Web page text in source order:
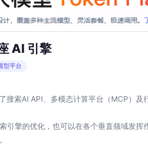
AI 引擎
型平台
搜索AI API、多模态计算平台（MCP）
引擎的优化，也可以在各个垂直领域发